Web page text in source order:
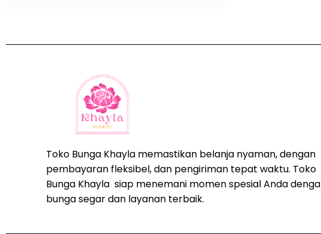
Toko Bunga Khayla memastikan belanja nyaman, dengan
pembayaran fleksibel, dan pengiriman tepat waktu. Toko
Bunga Khayla siap menemani momen spesial Anda
bunga segar dan layanan terbaik.